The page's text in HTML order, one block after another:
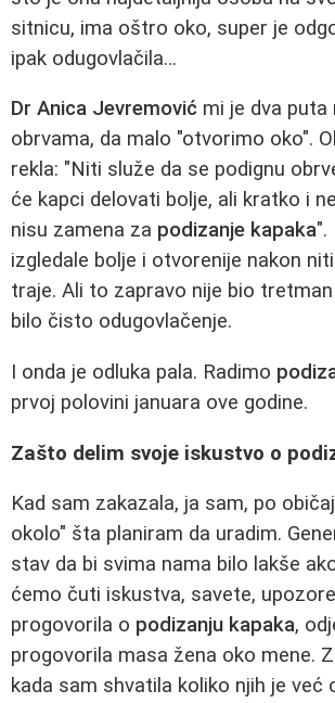
sitnicu, ima oštro oko, super je
ipak odugovlačila…
Dr Anica Jevremović mi je dva puta
obrvama, da malo "otvorimo oko".
rekla: "Niti služe da se podignu
će kapci delovati bolje, ali kratko i
nisu zamena za podizanje kapaka".
izgledale bolje i otvorenije nakon
traje. Ali to zapravo nije bio
bilo čisto odugovlačenje.
I onda je odluka pala. Radimo
prvoj polovini januara ove godine.
Zašto delim svoje iskustvo o
Kad sam zakazala, ja sam, po
okolo" šta planiram da uradim.
stav da bi svima nama bilo lakše
ćemo čuti iskustva, savete,
progovorila o podizanju kapaka,
progovorila masa žena oko mene.
kada sam shvatila koliko njih je već